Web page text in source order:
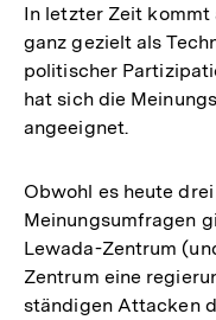
In letzter Zeit kommt
ganz gezielt als
politischer
hat sich die
angeeignet.
Obwohl es heute
Meinungsumfragen
Lewada-Zentrum
Zentrum eine
ständigen Attacken